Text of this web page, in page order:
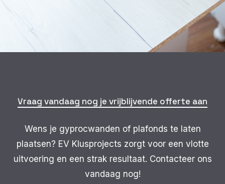
Vraag vandaag nog je vrijblijvende offerte aan
Wens je gyprocwanden of plafonds te laten
plaatsen? EV Klusprojects zorgt voor een vlotte
uitvoering en een strak resultaat. Contacteer ons
vandaag nog!